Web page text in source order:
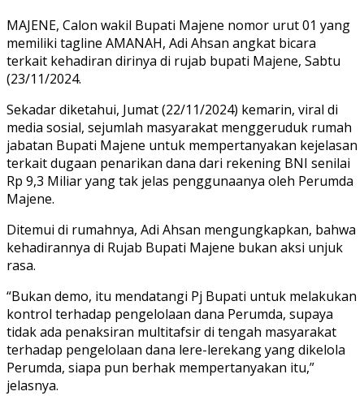
MAJENE, Calon wakil Bupati Majene nomor urut 01 yang
memiliki tagline AMANAH, Adi Ahsan angkat bicara
terkait kehadiran dirinya di rujab bupati Majene, Sabtu
(23/11/2024.
Sekadar diketahui, Jumat (22/11/2024) kemarin, viral di
media sosial, sejumlah masyarakat menggeruduk rumah
jabatan Bupati Majene untuk mempertanyakan kejelasan
terkait dugaan penarikan dana dari rekening BNI senilai
Rp 9,3 Miliar yang tak jelas penggunaanya oleh Perumda
Majene.
Ditemui di rumahnya, Adi Ahsan mengungkapkan, bahwa
kehadirannya di Rujab Bupati Majene bukan aksi unjuk
rasa.
“Bukan demo, itu mendatangi Pj Bupati untuk melakukan
kontrol terhadap pengelolaan dana Perumda, supaya
tidak ada penaksiran multitafsir di tengah masyarakat
terhadap pengelolaan dana lere-lerekang yang dikelola
Perumda, siapa pun berhak mempertanyakan itu,”
jelasnya.